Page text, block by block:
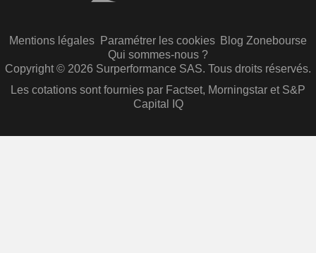
Mentions légales Paramétrer les cookies Blog Zonebourse
Qui sommes-nous ?
Copyright © 2026 Surperformance SAS. Tous droits réservés.
Les cotations sont fournies par Factset, Morningstar et S&P
Capital IQ